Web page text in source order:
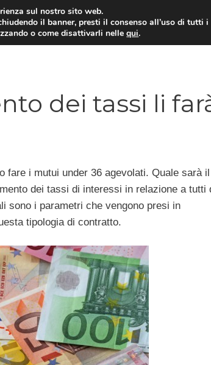
PRESTITI
dei tassi li
fare i mutui under 36 agevolati. Quale sarà
dei tassi di interessi in relazione a tutti
sono i parametri che vengono presi in
tipologia di contratto.
sul nostro sito web.
il banner, presti il consenso all’uso di tutti
o come disattivarli nellequi.